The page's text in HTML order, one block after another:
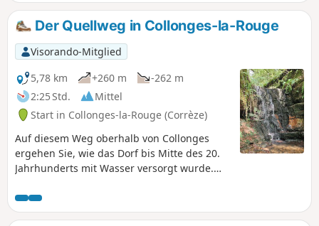
Der Quellweg in Collonges-la-Rouge
Visorando-Mitglied
5,78 km
+260 m
-262 m
2:25 Std.
Mittel
Start in Collonges-la-Rouge (Corrèze)
Auf diesem Weg oberhalb von Collonges
ergehen Sie, wie das Dorf bis Mitte des 20.
Jahrhunderts mit Wasser versorgt wurde.
historisch interessante Punkte über
Audioterminals kommentiert.